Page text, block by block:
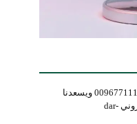
وللتواصل معنا عبر الواتساب: 00967711181351 ويسعدنا
التواصل معكم دائماً عبر البريد الإلكتروني dar-